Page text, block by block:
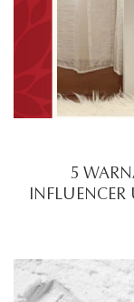
5